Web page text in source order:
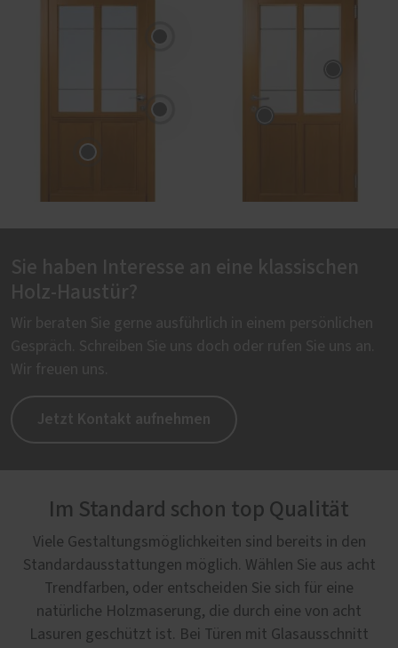
Sie haben Interesse an eine klassischen
Holz-Haustür?
Wir beraten Sie gerne ausführlich in einem persönlichen
Gespräch. Schreiben Sie uns doch oder rufen Sie uns an.
Wir freuen uns.
Jetzt Kontakt aufnehmen
Im Standard schon top Qualität
Viele Gestaltungsmöglichkeiten sind bereits in den
Standardausstattungen möglich. Wählen Sie aus acht
Trendfarben, oder entscheiden Sie sich für eine
natürliche Holzmaserung, die durch eine von acht
Lasuren geschützt ist. Bei Türen mit Glasausschnitt